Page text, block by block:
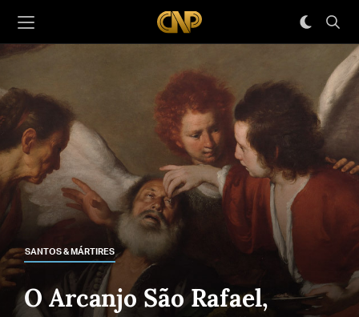
SANTOS & MÁRTIRES
O Arcanjo São Rafael,